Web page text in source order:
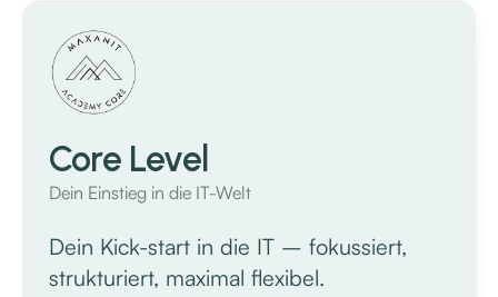
Core Level
Dein Einstieg in die IT-Welt
Dein Kick-start in die IT – fokussiert,
strukturiert, maximal flexibel.